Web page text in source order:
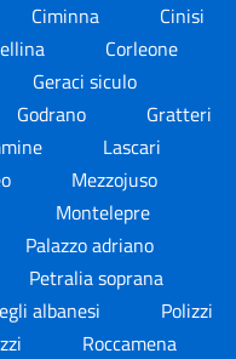
Ciminna
Cinisi
Corleone
Geraci siculo
Godrano
Gratteri
Lascari
Mezzojuso
Montelepre
Palazzo adriano
Petralia soprana
albanesi
Polizzi
Roccamena